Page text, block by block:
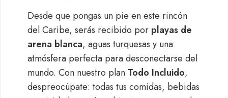
Desde que pongas un pie en este rincón
del Caribe, serás recibido por playas de
arena blanca, aguas turquesas y una
atmósfera perfecta para desconectarse del
mundo. Con nuestro plan Todo Incluido,
despreocúpate: todas tus comidas, bebidas